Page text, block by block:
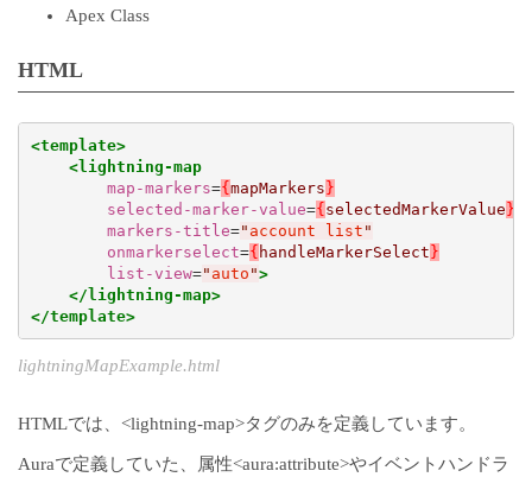
Apex Class
HTML
<template>
<lightning-map
map-markers={mapMarkers}
selected-marker-value={selectedMarkerValue}
markers-title=" account list "
onmarkerselect={ handleMarkerSelect}
list-view=" auto ">
</lightning-map>
</template>
lightningMapExample.html
HTMLでは、<lightning-map>タグのみを定義しています。
Auraで定義していた、属性<aura:attribute>やイベントハンドラ